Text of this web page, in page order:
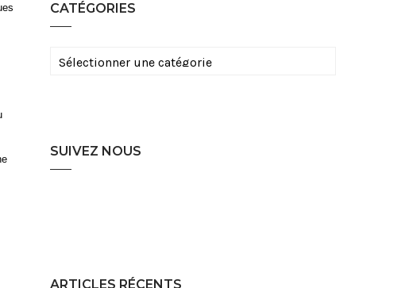
CATÉGORIES
Catégories
SUIVEZ NOUS
ARTICLES RÉCENTS